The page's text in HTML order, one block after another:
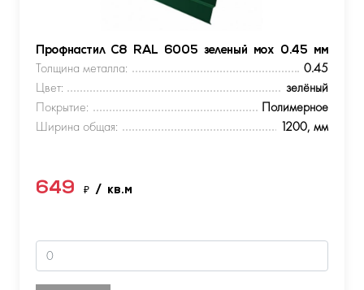
Профнастил С8 RAL 6005 зеленый мох 0.45 мм
Толщина металла:
0.45
Цвет:
зелёный
Покрытие:
Полимерное
Ширина общая:
1200, мм
649 ₽ / кв.м